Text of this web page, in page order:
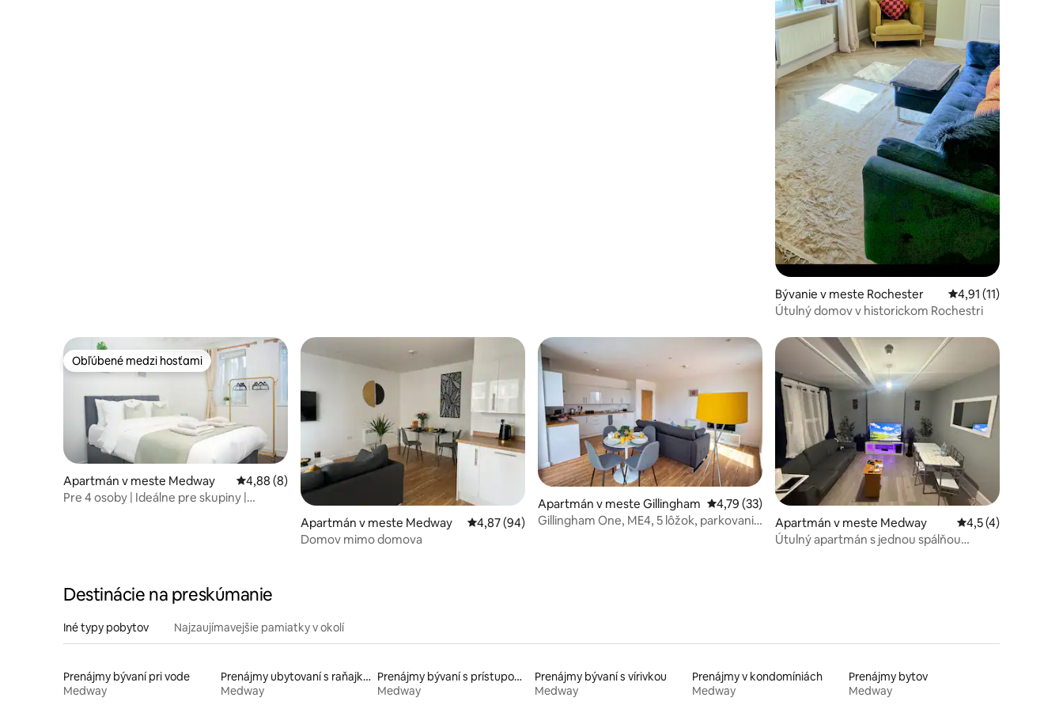
Bývanie v meste Rochester Priemerné
4,91 (11)
Útulný domov v historickom Rochestri
Obľúbené medzi hosťami
Obľúbené medzi hosťami
Apartmán v meste Medway Priemerné ohodnotenie 4,88 z 5, počet hodnotení: 8
4,88 (8)
Pre 4 osoby | Ideálne pre skupiny |
Apartmán v meste Medway Priemerné ohodnotenie 4,87 z 5, počet hodnotení: 94
4,87 (94)
Domov mimo domova
Apartmán v meste Gillingham Priemerné ohodnotenie 4,79 z 5, počet hodnotení: 33
4,79 (33)
Gillingham One, ME4, 5 lôžok, parkovanie
Apartmán v meste Medway Priemerné
4,5 (4)
Útulný apartmán s jednou spálňou
Destinácie na preskúmanie
Iné typy pobytov Najzaujímavejšie pamiatky v okolí
Prenájmy bývaní pri vode
Medway
Prenájmy ubytovaní s raňajkami
Medway
Prenájmy bývaní s prístupom k jazeru
Medway
Prenájmy bývaní s vírivkou
Medway
Prenájmy v kondomíniách
Medway
Prenájmy bytov
Medway